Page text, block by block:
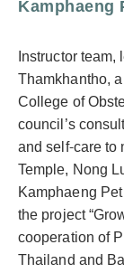
Kamphaeng
Instructor team,
Thamkhantho,
College of
council’s
and self-care to
Temple, Nong
Kamphaeng
the project
cooperation of
Thailand and